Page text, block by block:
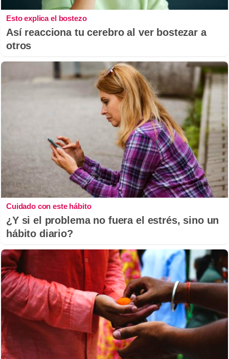
Esto explica el bostezo
Así reacciona tu cerebro al ver bostezar a
otros
Cuidado con este hábito
¿Y si el problema no fuera el estrés, sino un
hábito diario?